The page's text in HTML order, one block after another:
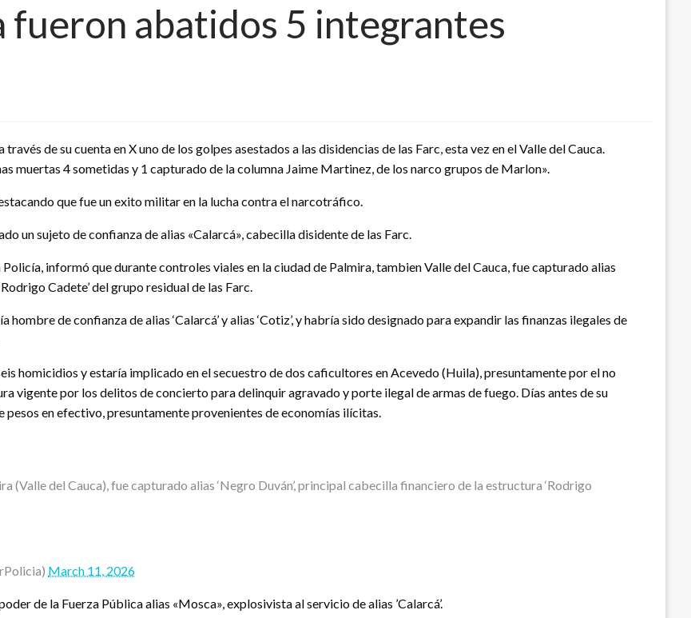
fueron abatidos 5 integrantes
de su cuenta en X uno de los golpes asestados a las disidencias de las Farc, esta vez en el Valle del Cauca.
muertas 4 sometidas y 1 capturado de la columna Jaime Martinez, de los narco grupos de Marlon».
que fue un exito militar en la lucha contra el narcotráfico.
un sujeto de confianza de alias «Calarcá», cabecilla disidente de las Farc.
informó que durante controles viales en la ciudad de Palmira, tambien Valle del Cauca, fue capturado alias
Cadete’ del grupo residual de las Farc.
de confianza de alias ‘Calarcá’ y alias ‘Cotiz’, y habría sido designado para expandir las finanzas ilegales de
homicidios y estaría implicado en el secuestro de dos caficultores en Acevedo (Huila), presuntamente por el no
vigente por los delitos de concierto para delinquir agravado y porte ilegal de armas de fuego. Días antes de su
en efectivo, presuntamente provenientes de economías ilícitas.
(Valle del Cauca), fue capturado alias ‘Negro Duván’, principal cabecilla financiero de la estructura ‘Rodrigo
March 11, 2026
de la Fuerza Pública alias «Mosca», explosivista al servicio de alias ’Calarcá’.